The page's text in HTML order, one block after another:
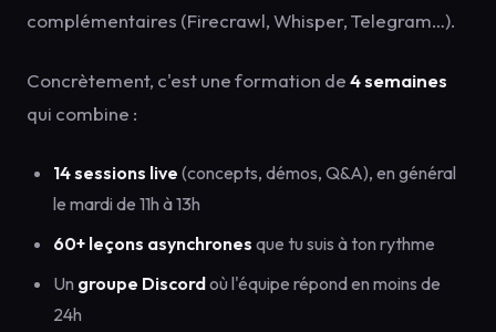
complémentaires (Firecrawl, Whisper, Telegram…).
Concrètement, c'est une formation de4 semaines
qui combine :
14 sessions live (concepts, démos, Q&A), en général
le mardi de 11h à 13h
60+ leçons asynchrones que tu suis à ton rythme
Un groupe Discordoù l'équipe répond en moins de
24h